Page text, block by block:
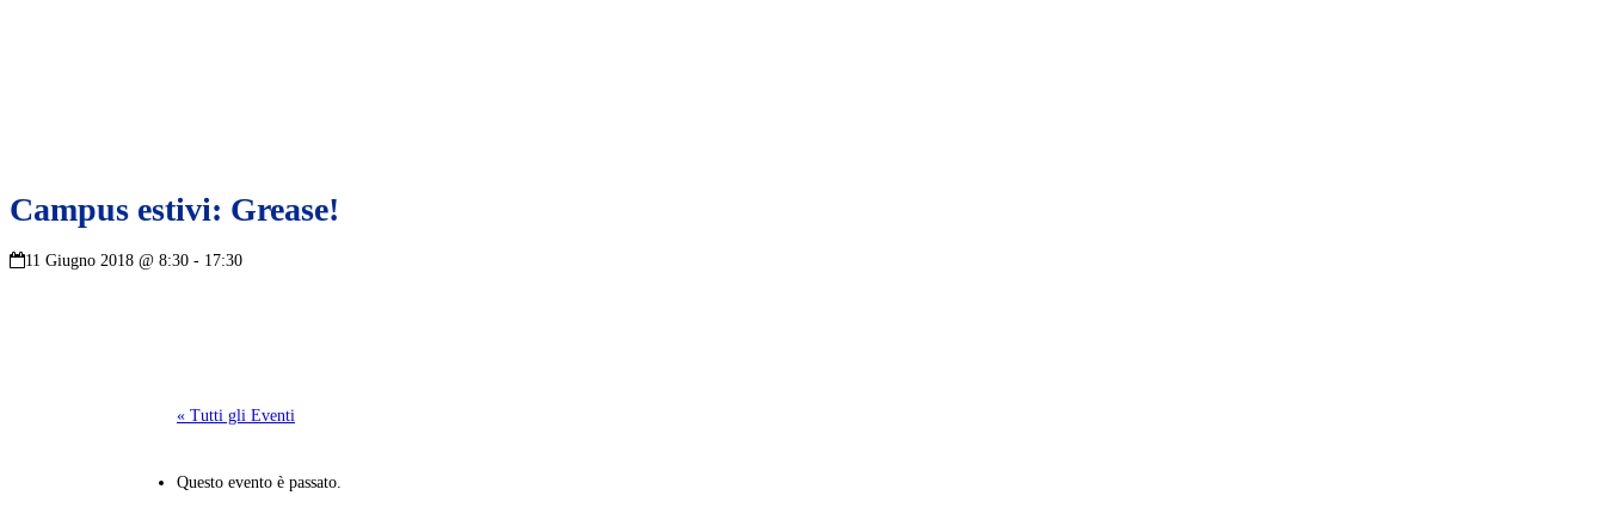
Campus estivi: Grease!
11 Giugno 2018 @ 8:30 - 17:30
« Tutti gli Eventi
Questo evento è passato.